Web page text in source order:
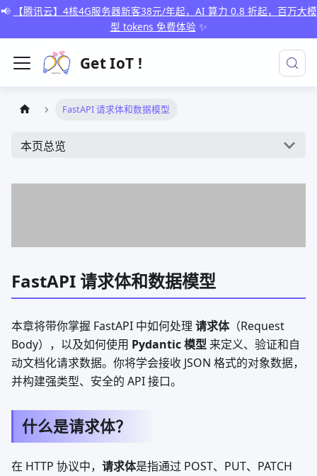
📢
【腾讯云】4核4G服务器新客38元/年起，AI 算力 0.8 折起，百万大模
型 tokens 免费体验 ✨
Get IoT !
FastAPI 请求体和数据模型
本页总览
FastAPI 请求体和数据模型
本章将带你掌握 FastAPI 中如何处理 请求体（Request
Body），以及如何使用 Pydantic 模型 来定义、验证和自
动文档化请求数据。你将学会接收 JSON 格式的对象数据，
并构建强类型、安全的 API 接口。
什么是请求体？
在 HTTP 协议中， 请求体是指通过 POST、PUT、PATCH